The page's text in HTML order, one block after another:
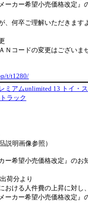
ーカー希望小売価格改定』
、何卒ご理解いただきます
Ｎコードの変更はございま
t/t1280/
ミアムunlimited 13 トイ・ス
ラック
説明画像参照）
希望小売価格改定』のお
荷分より
おける人件費の上昇に対し
ーカー希望小売価格改定』